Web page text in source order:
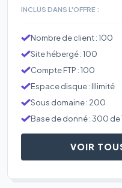
INCLUS DANS L'OFFRE :
Nombre de client : 100
Site hébergé : 100
Compte FTP : 100
Espace disque : Illimité
Sous domaine : 200
Base de donné : 300 de
VOIR